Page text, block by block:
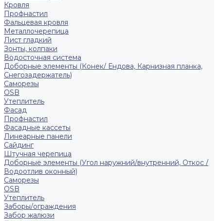
Кровля
Профнастил
Фальцевая кровля
Металлочерепица
Лист гладкий
Зонты, колпаки
Водосточная система
Доборные элементы (Конек/ Ендова, Карнизная планка,
Снегозадержатель)
Саморезы
ОSB
Утеплитель
Фасад
Профнастил
Фасадные кассеты
Линеарные панели
Сайдинг
Штучная черепица
Доборные элементы (Угол наружний/внутренний, Откос /
Водоотлив оконный)
Саморезы
OSB
Утеплитель
Заборы/ограждения
Забор жалюзи